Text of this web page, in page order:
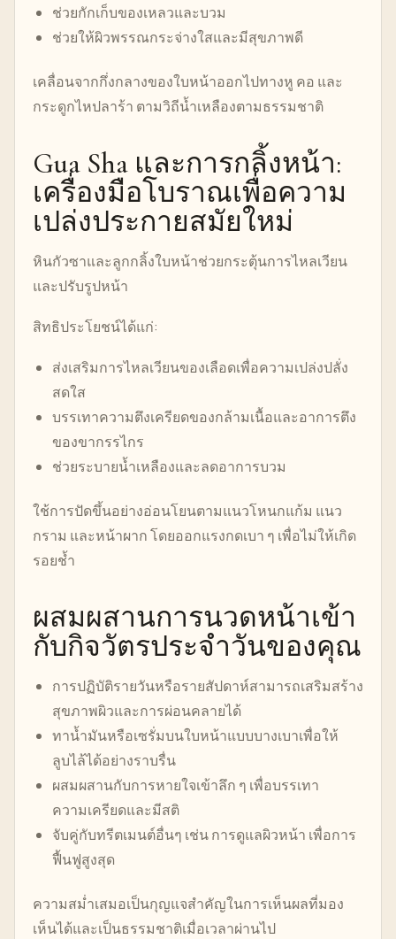
ช่วยกักเก็บของเหลวและบวม
ช่วยให้ผิวพรรณกระจ่างใสและมีสุขภาพดี
เคลื่อนจากกึ่งกลางของใบหน้าออกไปทางหู คอ และ
กระดูกไหปลาร้า ตามวิถีน้ำเหลืองตามธรรมชาติ
Gua Sha และการกลิ้งหน้า:
เครื่องมือโบราณเพื่อความ
เปล่งประกายสมัยใหม่
หินกัวซาและลูกกลิ้งใบหน้าช่วยกระตุ้นการไหลเวียน
และปรับรูปหน้า
สิทธิประโยชน์ได้แก่:
ส่งเสริมการไหลเวียนของเลือดเพื่อความเปล่งปลั่ง
สดใส
บรรเทาความตึงเครียดของกล้ามเนื้อและอาการตึง
ของขากรรไกร
ช่วยระบายน้ำเหลืองและลดอาการบวม
ใช้การปัดขึ้นอย่างอ่อนโยนตามแนวโหนกแก้ม แนว
กราม และหน้าผาก โดยออกแรงกดเบา ๆ เพื่อไม่ให้เกิด
รอยช้ำ
ผสมผสานการนวดหน้าเข้า
กับกิจวัตรประจำวันของคุณ
การปฏิบัติรายวันหรือรายสัปดาห์สามารถเสริมสร้าง
สุขภาพผิวและการผ่อนคลายได้
ทาน้ำมันหรือเซรั่มบนใบหน้าแบบบางเบาเพื่อให้
ลูบไล้ได้อย่างราบรื่น
ผสมผสานกับการหายใจเข้าลึก ๆ เพื่อบรรเทา
ความเครียดและมีสติ
จับคู่กับทรีตเมนต์อื่นๆ เช่น การดูแลผิวหน้า เพื่อการ
ฟื้นฟูสูงสุด
ความสม่ำเสมอเป็นกุญแจสำคัญในการเห็นผลที่มอง
เห็นได้และเป็นธรรมชาติเมื่อเวลาผ่านไป